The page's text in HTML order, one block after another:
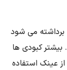
جراح برداشته می شود
کبودی ها
عینک استفاده